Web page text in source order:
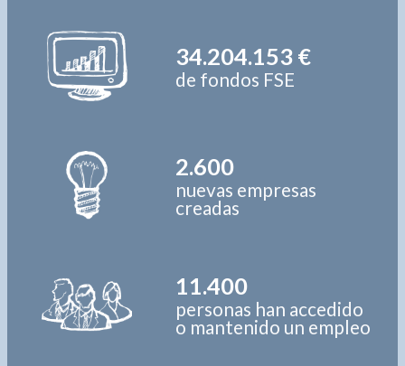
34.204.153 €
de fondos FSE
2.600
nuevas empresas
creadas
11.400
personas han accedido
o mantenido un empleo